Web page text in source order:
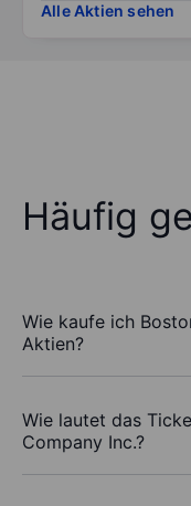
Alle Aktien sehen
Häufig
Wie kaufe ich
Aktien?
Wie lautet das
Company Inc.?